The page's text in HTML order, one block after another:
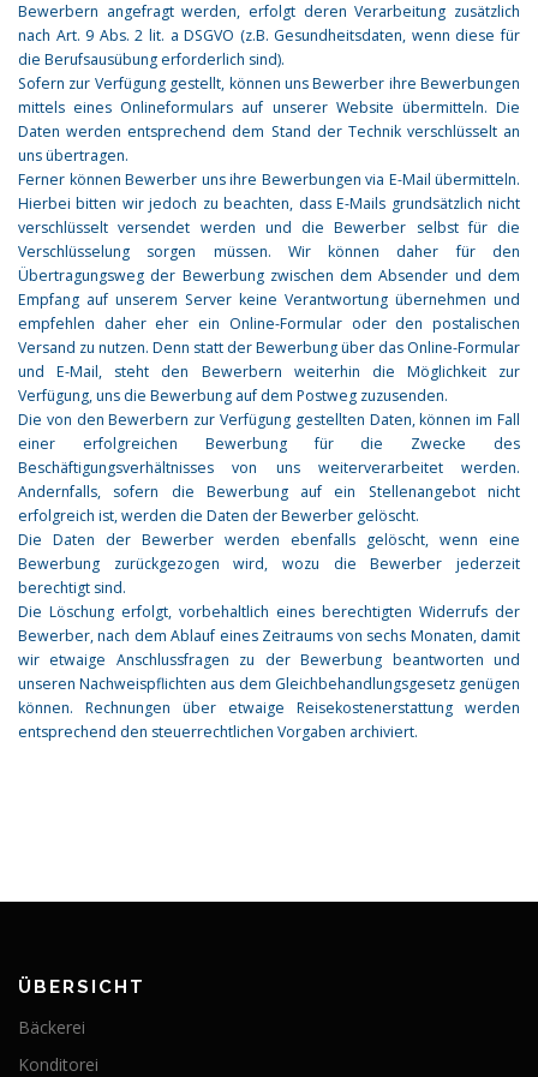
Bewerbern angefragt werden, erfolgt deren Verarbeitung zusätzlich
nach Art. 9 Abs. 2 lit. a DSGVO (z.B. Gesundheitsdaten, wenn diese für
die Berufsausübung erforderlich sind).
Sofern zur Verfügung gestellt, können uns Bewerber ihre Bewerbungen
mittels eines Onlineformulars auf unserer Website übermitteln. Die
Daten werden entsprechend dem Stand der Technik verschlüsselt an
uns übertragen.
Ferner können Bewerber uns ihre Bewerbungen via E-Mail übermitteln.
Hierbei bitten wir jedoch zu beachten, dass E-Mails grundsätzlich nicht
verschlüsselt versendet werden und die Bewerber selbst für die
Verschlüsselung sorgen müssen. Wir können daher für den
Übertragungsweg der Bewerbung zwischen dem Absender und dem
Empfang auf unserem Server keine Verantwortung übernehmen und
empfehlen daher eher ein Online-Formular oder den postalischen
Versand zu nutzen. Denn statt der Bewerbung über das Online-Formular
und E-Mail, steht den Bewerbern weiterhin die Möglichkeit zur
Verfügung, uns die Bewerbung auf dem Postweg zuzusenden.
Die von den Bewerbern zur Verfügung gestellten Daten, können im Fall
einer erfolgreichen Bewerbung für die Zwecke des
Beschäftigungsverhältnisses von uns weiterverarbeitet werden.
Andernfalls, sofern die Bewerbung auf ein Stellenangebot nicht
erfolgreich ist, werden die Daten der Bewerber gelöscht.
Die Daten der Bewerber werden ebenfalls gelöscht, wenn eine
Bewerbung zurückgezogen wird, wozu die Bewerber jederzeit
berechtigt sind.
Die Löschung erfolgt, vorbehaltlich eines berechtigten Widerrufs der
Bewerber, nach dem Ablauf eines Zeitraums von sechs Monaten, damit
wir etwaige Anschlussfragen zu der Bewerbung beantworten und
unseren Nachweispflichten aus dem Gleichbehandlungsgesetz genügen
können. Rechnungen über etwaige Reisekostenerstattung werden
entsprechend den steuerrechtlichen Vorgaben archiviert.
ÜBERSICHT
Bäckerei
Konditorei